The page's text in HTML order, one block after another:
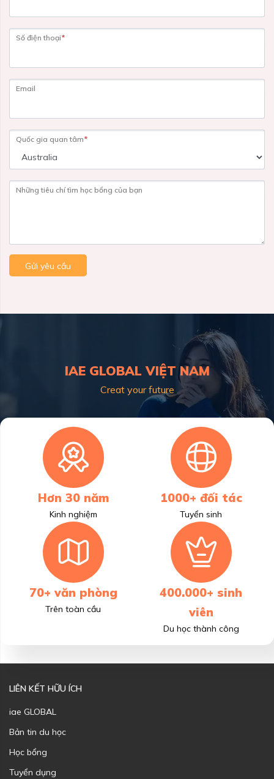
Số điện thoại*
Email
Quốc gia quan tâm*
Những tiêu chí tìm học bổng của bạn
Gửi yêu cầu
IAE GLOBAL VIỆT NAM
Creat your future
Hơn 30 năm
Kinh nghiệm
1000+ đối tác
Tuyển sinh
70+ văn phòng
Trên toàn cầu
400.000+ sinh
viên
Du học thành công
LIÊN KẾT HỮU ÍCH
iae GLOBAL
Bản tin du học
Học bổng
Tuyển dụng